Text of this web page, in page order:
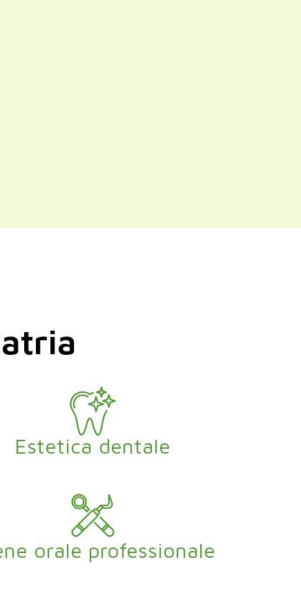
Estetica dentale
orale professionale